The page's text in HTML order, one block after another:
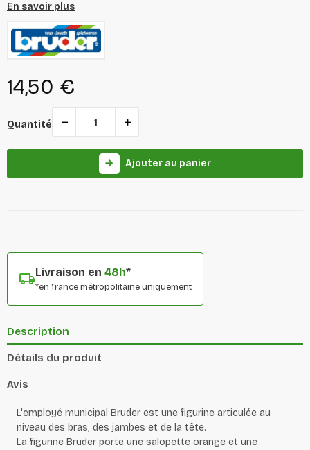
En savoir plus
14,50 €
Quantité
arrow_forward Ajouter au panier
Livraison en 48h*
*en france métropolitaine uniquement
Description
Détails du produit
Avis
L'employé municipal Bruder est une figurine articulée au
niveau des bras, des jambes et de la tête.
La figurine Bruder porte une salopette orange et une